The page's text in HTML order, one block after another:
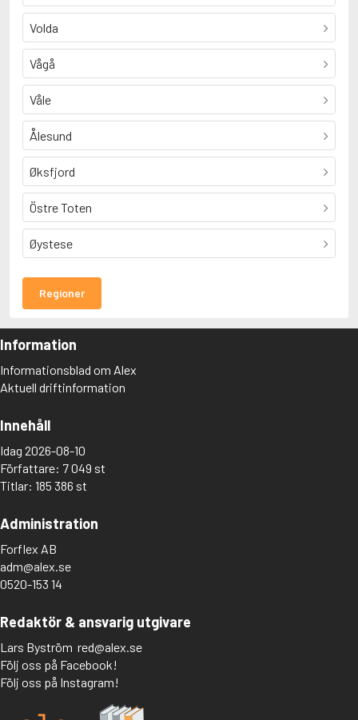
Volda
Vågå
Våle
Ålesund
Øksfjord
Östre Toten
Øystese
Regioner
Information
Informationsblad om Alex
Aktuell driftinformation
Innehåll
Idag 2026-08-10
Författare: 7 049 st
Titlar: 185 386 st
Administration
Forflex AB
adm@alex.se
0520-153 14
Redaktör & ansvarig utgivare
Lars Byström red@alex.se
Följ oss på Facebook!
Följ oss på Instagram!